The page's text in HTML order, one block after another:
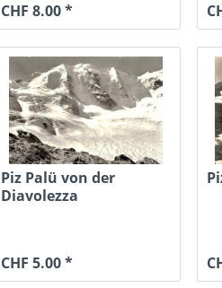
CHF 8.00 *
Piz Palü von der
Diavolezza
CHF 5.00 *